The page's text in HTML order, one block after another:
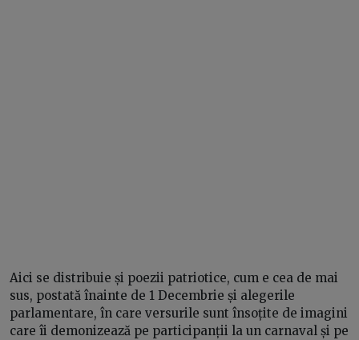
Aici se distribuie și poezii patriotice, cum e cea de mai
sus, postată înainte de 1 Decembrie și alegerile
parlamentare, în care versurile sunt însoțite de imagini
care îi demonizează pe participanții la un carnaval și pe